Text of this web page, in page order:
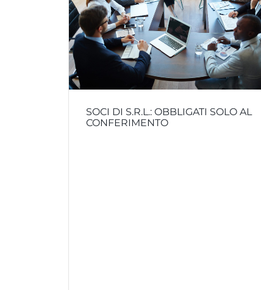
SOCI DI S.R.L.: OBBLIGATI SOLO AL
CONFERIMENTO